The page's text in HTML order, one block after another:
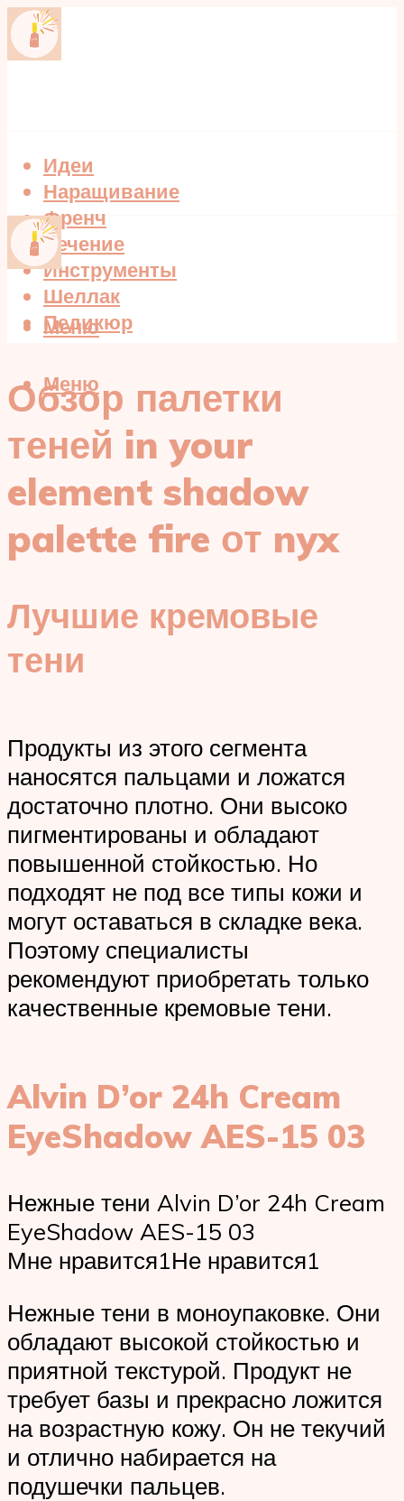
Идеи
Наращивание
Френч
Лечение
Инструменты
Шеллак
Педикюр
Меню
Меню
Обзор палетки
теней in your
element shadow
palette fire от nyx
Лучшие кремовые
тени
Продукты из этого сегмента
наносятся пальцами и ложатся
достаточно плотно. Они высоко
пигментированы и обладают
повышенной стойкостью. Но
подходят не под все типы кожи и
могут оставаться в складке века.
Поэтому специалисты
рекомендуют приобретать только
качественные кремовые тени.
Alvin D’or 24h Cream
EyeShadow AES-15 03
Нежные тени Alvin D’or 24h Cream
EyeShadow AES-15 03
Мне нравится1Не нравится1
Нежные тени в моноупаковке. Они
обладают высокой стойкостью и
приятной текстурой. Продукт не
требует базы и прекрасно ложится
на возрастную кожу. Он не текучий
и отлично набирается на
подушечки пальцев.